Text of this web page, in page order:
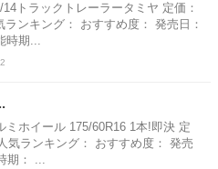
トラックトレーラータミヤ 定価：
ンキング： おすすめ度： 発売日：
期...
ミホイール 175/60R16 1本!即決 定
気ランキング： おすすめ度： 発売
期： ...